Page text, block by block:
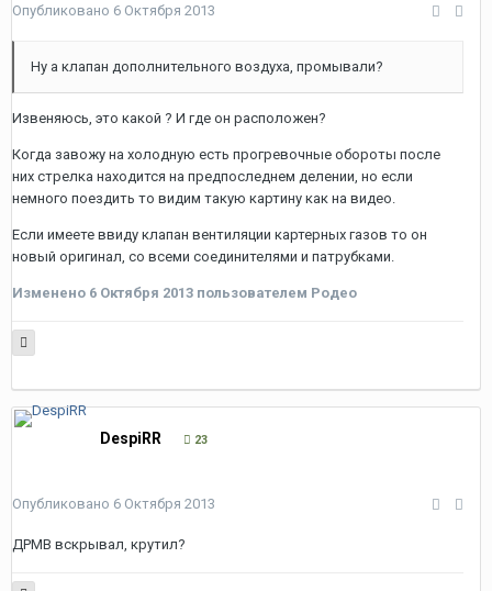
Опубликовано 6 Октября 2013
Ну а клапан дополнительного воздуха, промывали?
Извеняюсь, это какой ? И где он расположен?
Когда завожу на холодную есть прогревочные обороты после
них стрелка находится на предпоследнем делении, но если
немного поездить то видим такую картину как на видео.
Если имеете ввиду клапан вентиляции картерных газов то он
новый оригинал, со всеми соединителями и патрубками.
Изменено 6 Октября 2013 пользователем Родео
DespiRR 23
Опубликовано 6 Октября 2013
ДРМВ вскрывал, крутил?